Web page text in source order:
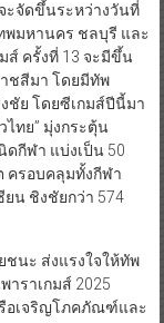
ะจัดขึ้นระหว่างวันที่
พมหานคร ชลบุรี และ
ส์ ครั้งที่ 13 จะมีขึ้น
ชสีมา โดยมีทัพ
ชัย โดยซีเกมส์ปีนี้มา
ทย” มุ่งกระตุ้น
กีฬา แบ่งเป็น 50
ครอบคลุมทั้งกีฬา
น ชิงชัยกว่า 574
นะ ส่งแรงใจให้ทัพ
าราเกมส์ 2025
รือเจริญโภคภัณฑ์และ